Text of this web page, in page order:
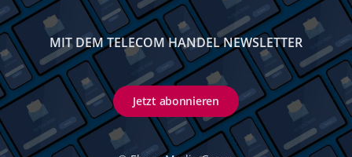
MIT DEM TELECOM HANDEL NEWSLETTER
Jetzt abonnieren